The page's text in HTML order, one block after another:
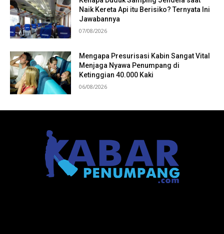
Naik Kereta Api itu Berisiko? Ternyata Ini
Jawabannya
07/08/2026
Mengapa Presurisasi Kabin Sangat Vital
Menjaga Nyawa Penumpang di
Ketinggian 40.000 Kaki
06/08/2026